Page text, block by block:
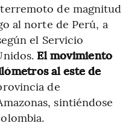
de magnitud
al norte de Perú, a
el Servicio
El movimiento
al este de
de
sintiéndose